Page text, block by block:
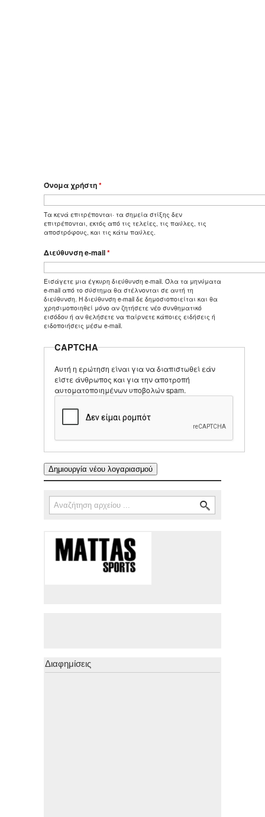
Όνομα χρήστη*
Τα κενά επιτρέπονται· τα σημεία στίξης δεν
επιτρέπονται, εκτός από τις τελείες, τις παύλες, τις
αποστρόφους, και τις κάτω παύλες.
Διεύθυνση e-mail*
Εισάγετε μια έγκυρη διεύθυνση e-mail. Όλα τα μηνύματα
e-mail από το σύστημα θα στέλνονται σε αυτή τη
διεύθυνση. Η διεύθυνση e-mail δε δημοσιοποιείται και θα
χρησιμοποιηθεί μόνο αν ζητήσετε νέο συνθηματικό
εισόδου ή αν θελήσετε να παίρνετε κάποιες ειδήσεις ή
ειδοποιήσεις μέσω e-mail.
CAPTCHA
Αυτή η ερώτηση είναι για να διαπιστωθεί εάν
είστε άνθρωπος και για την αποτροπή
αυτοματοποιημένων υποβολών spam.
Φόρμα αναζήτησης
Αναζήτηση
Διαφημίσεις